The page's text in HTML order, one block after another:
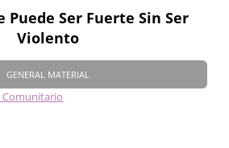
Puede Ser Fuerte Sin Ser
Violento
GENERAL MATERIAL
Comunitario